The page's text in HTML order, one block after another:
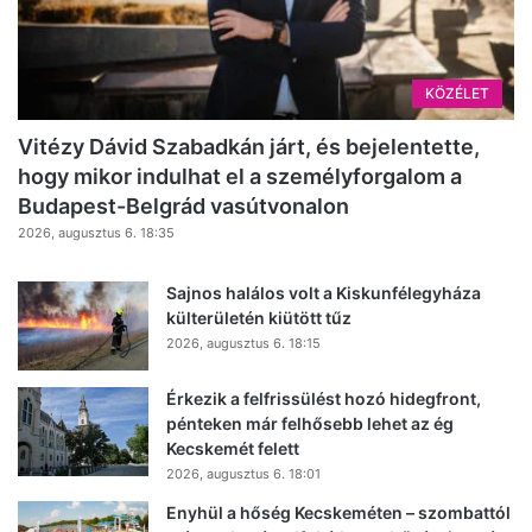
KÖZÉLET
Vitézy Dávid Szabadkán járt, és bejelentette,
hogy mikor indulhat el a személyforgalom a
Budapest-Belgrád vasútvonalon
2026, augusztus 6. 18:35
Sajnos halálos volt a Kiskunfélegyháza
külterületén kiütött tűz
2026, augusztus 6. 18:15
Érkezik a felfrissülést hozó hidegfront,
pénteken már felhősebb lehet az ég
Kecskemét felett
2026, augusztus 6. 18:01
Enyhül a hőség Kecskeméten – szombattól